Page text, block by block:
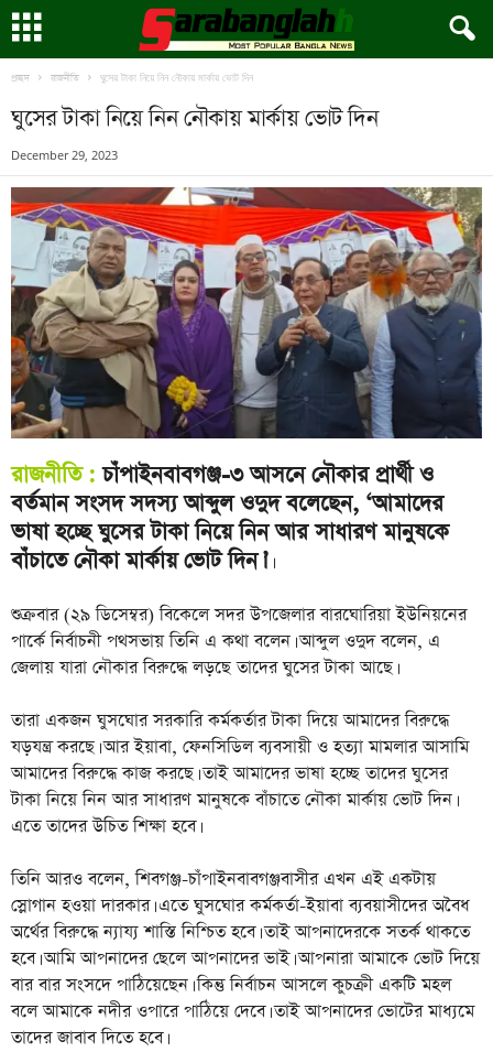
প্রচ্ছদ রাজনীতি ঘুসের টাকা নিয়ে নিন নৌকায় মার্কায় ভোট দিন
ঘুসের টাকা নিয়ে নিন নৌকায় মার্কায় ভোট দিন
December 29, 2023
রাজনীতি : চাঁপাইনবাবগঞ্জ-৩ আসনে নৌকার প্রার্থী ও
বর্তমান সংসদ সদস্য আব্দুল ওদুদ বলেছেন, ‘আমাদের
ভাষা হচ্ছে ঘুসের টাকা নিয়ে নিন আর সাধারণ মানুষকে
বাঁচাতে নৌকা মার্কায় ভোট দিন।’
শুক্রবার (২৯ ডিসেম্বর) বিকেলে সদর উপজেলার বারঘোরিয়া ইউনিয়নের
পার্কে নির্বাচনী পথসভায় তিনি এ কথা বলেন। আব্দুল ওদুদ বলেন, এ
জেলায় যারা নৌকার বিরুদ্ধে লড়ছে তাদের ঘুসের টাকা আছে।
তারা একজন ঘুসঘোর সরকারি কর্মকর্তার টাকা দিয়ে আমাদের বিরুদ্ধে
যড়যন্ত্র করছে। আর ইয়াবা, ফেনসিডিল ব্যবসায়ী ও হত্যা মামলার আসামি
আমাদের বিরুদ্ধে কাজ করছে। তাই আমাদের ভাষা হচ্ছে তাদের ঘুসের
টাকা নিয়ে নিন আর সাধারণ মানুষকে বাঁচাতে নৌকা মার্কায় ভোট দিন।
এতে তাদের উচিত শিক্ষা হবে।
তিনি আরও বলেন, শিবগঞ্জ-চাঁপাইনবাবগঞ্জবাসীর এখন এই একটায়
স্লোগান হওয়া দারকার। এতে ঘুসঘোর কর্মকর্তা-ইয়াবা ব্যবয়াসীদের অবৈধ
অর্থের বিরুদ্ধে ন্যায্য শাস্তি নিশ্চিত হবে। তাই আপনাদেরকে সতর্ক থাকতে
হবে। আমি আপনাদের ছেলে আপনাদের ভাই। আপনারা আমাকে ভোট দিয়ে
বার বার সংসদে পাঠিয়েছেন। কিন্তু নির্বাচন আসলে কুচক্রী একটি মহল
বলে আমাকে নদীর ওপারে পাঠিয়ে দেবে। তাই আপনাদের ভোটের মাধ্যমে
তাদের জাবাব দিতে হবে।